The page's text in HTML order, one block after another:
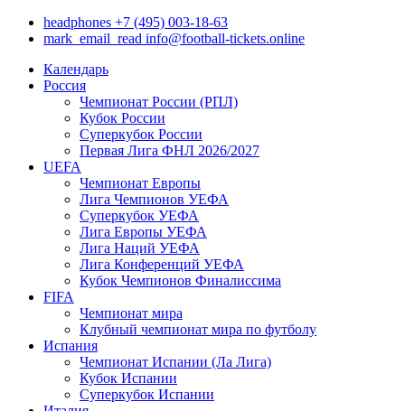
headphones +7 (495) 003-18-63
mark_email_read info@football-tickets.online
Календарь
Россия
Чемпионат России (РПЛ)
Кубок России
Суперкубок России
Первая Лига ФНЛ 2026/2027
UEFA
Чемпионат Европы
Лига Чемпионов УЕФА
Суперкубок УЕФА
Лига Европы УЕФА
Лига Наций УЕФА
Лига Конференций УЕФА
Кубок Чемпионов Финалиссима
FIFA
Чемпионат мира
Клубный чемпионат мира по футболу
Испания
Чемпионат Испании (Ла Лига)
Кубок Испании
Суперкубок Испании